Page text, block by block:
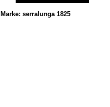
Marke: serralunga 1825